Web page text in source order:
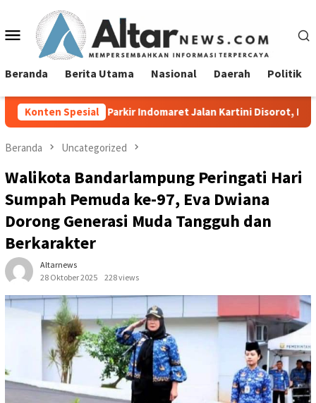
konten Menu
Mobile
Beranda Berita Utama Nasional Daerah Politik
Konten Spesial
Parkir Indomaret Jalan Kartini Disorot, Pemkot Bandar
Beranda Uncategorized
Walikota Bandarlampung Peringati Hari
Sumpah Pemuda ke-97, Eva Dwiana
Dorong Generasi Muda Tangguh dan
Berkarakter
Altarnews
28 Oktober 2025
228 views